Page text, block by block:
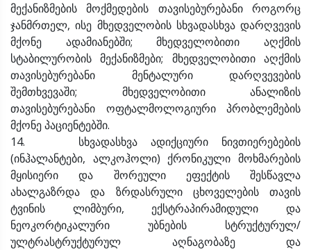
მექანიზმების მოქმედების თავისებურებანი როგორც
ჯანმრთელ, ისე მხედველობის სხვადასხვა დარღვევის
მქონე ადამიანებში; მხედველობითი აღქმის
სტაბილურობის მექანიზმები; მხედველობითი აღქმის
თავისებურებანი მენტალური დარღვევების
შემთხვევაში; მხედველობითი ანალიზის
თავისებურებანი ოფტალმოლოგიური პრობლემების
მქონე პაციენტებში.
14. სხვადასხვა ადიქციური ნივთიერებების
(ინჰალანტები, ალკოჰოლი) ქრონიკული მოხმარების
მყისიერი და შორეული ეფექტის შესწავლა
ახალგაზრდა და ზრდასრული ცხოველების თავის
ტვინის ლიმბური, ექსტრაპირამიდული და
ნეოკორტიკალური უბნების სტრუქტურულ/
ულტრასტრუქტურულ აღნაგობაზე და